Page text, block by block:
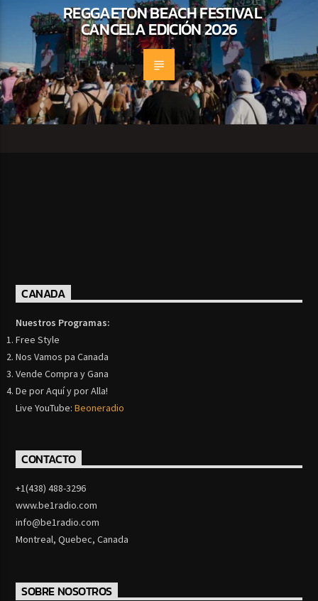
REGGAETON BEACH FESTIVAL
CANCELA EDICIÓN 2026
CANADA
Nuestros Programas:
Free Style
Nos Vamos pa Canada
Vende Compra y Gana
De por Aquí y por Alla!
Live YouTube:Beoneradio
CONTACTO
+1(438) 488-3296
www.be1radio.com
info@be1radio.com
Montreal, Quebec, Canada
SOBRE NOSOTROS